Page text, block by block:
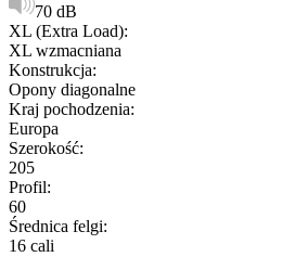
70 dB
XL (Extra Load):
XL wzmacniana
Konstrukcja:
Opony diagonalne
Kraj pochodzenia:
Europa
Szerokość:
205
Profil:
60
Średnica felgi:
16 cali